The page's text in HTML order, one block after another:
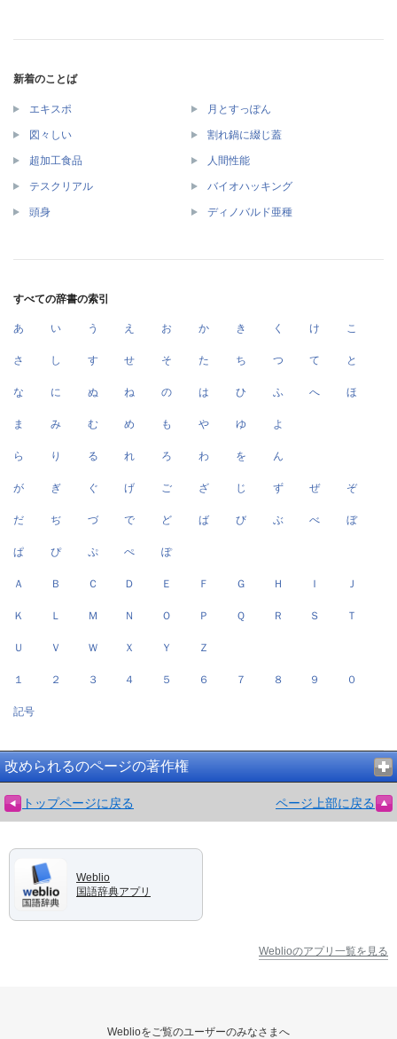
新着のことば
エキスポ 月とすっぽん
図々しい 割れ鍋に綴じ蓋
超加工食品 人間性能
テスクリアル バイオハッキング
頭身 ディノバルド亜種
すべての辞書の索引
あ い う え お か き く け こ
さ し す せ そ た ち つ て と
な に ぬ ね の は ひ ふ へ ほ
ま み む め も や ゆ よ
ら り る れ ろ わ を ん
が ぎ ぐ げ ご ざ じ ず ぜ ぞ
だ ぢ づ で ど ば び ぶ べ ぼ
ぱ ぴ ぷ ぺ ぽ
Ａ Ｂ Ｃ Ｄ Ｅ Ｆ Ｇ Ｈ Ｉ Ｊ
Ｋ Ｌ Ｍ Ｎ Ｏ Ｐ Ｑ Ｒ Ｓ Ｔ
Ｕ Ｖ Ｗ Ｘ Ｙ Ｚ
１ ２ ３ ４ ５ ６ ７ ８ ９ ０
記号
改められるのページの著作権
トップページに戻る ページ上部に戻る
Weblio
国語辞典アプリ
Weblioのアプリ一覧を見る
Weblioをご覧のユーザーのみなさまへ